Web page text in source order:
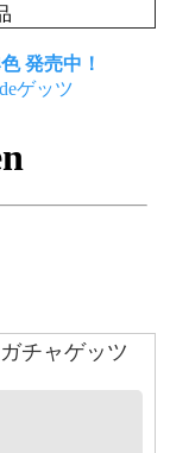
発売中！
チャゲッツ